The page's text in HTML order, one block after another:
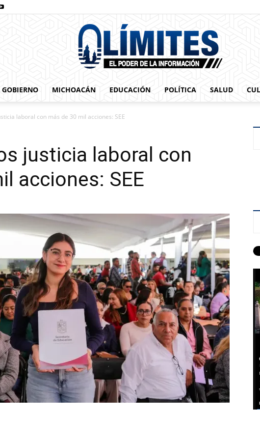
GOBIERNO MICHOACÁN EDUCACIÓN POLÍTICA SALUD
laboral con más de 30 mil acciones: SEE
justicia laboral con
acciones: SEE